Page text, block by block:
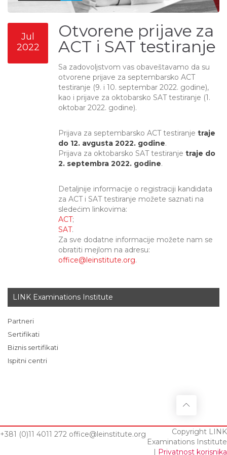
Jul
2022
Otvorene prijave za
ACT i SAT testiranje
Sa zadovoljstvom vas obaveštavamo da su
otvorene prijave za septembarsko ACT
testiranje (9. i 10. septembar 2022. godine),
kao i prijave za oktobarsko SAT testiranje (1.
oktobar 2022. godine).
Prijava za septembarsko ACT testiranje traje
do 12. avgusta 2022. godine.
Prijava za oktobarsko SAT testiranje traje do
2. septembra 2022. godine.
Detaljnije informacije o registraciji kandidata
za ACT i SAT testiranje možete saznati na
sledećim linkovima:
ACT;
SAT.
Za sve dodatne informacije možete nam se
obratiti mejlom na adresu:
office@leinstitute.org.
LINK Examinations Institute
Partneri
Sertifikati
Biznis sertifikati
Ispitni centri
+381 (0)11 4011 272 office@leinstitute.org
Copyright LINK
Examinations Institute
Privatnost korisnika